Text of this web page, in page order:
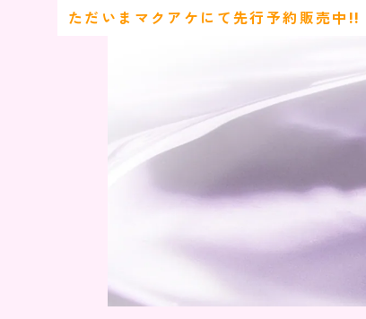
ただいまマクアケにて先行予約販売中!!